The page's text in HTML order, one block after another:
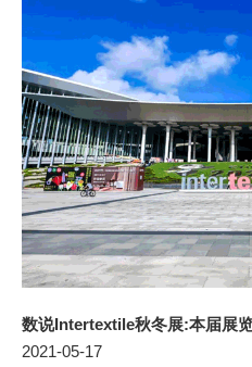
数说Intertextile秋冬展:本届展
2021-05-17